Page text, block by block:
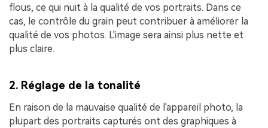
flous, ce qui nuit à la qualité de vos portraits. Dans ce
cas, le contrôle du grain peut contribuer à améliorer la
qualité de vos photos. L'image sera ainsi plus nette et
plus claire.
2. Réglage de la tonalité
En raison de la mauvaise qualité de l'appareil photo, la
plupart des portraits capturés ont des graphiques à